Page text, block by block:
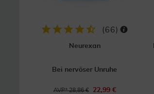
(66)
Neurexan
Bei nervöser Unruhe
AVP* 28,86 €
22,99 €